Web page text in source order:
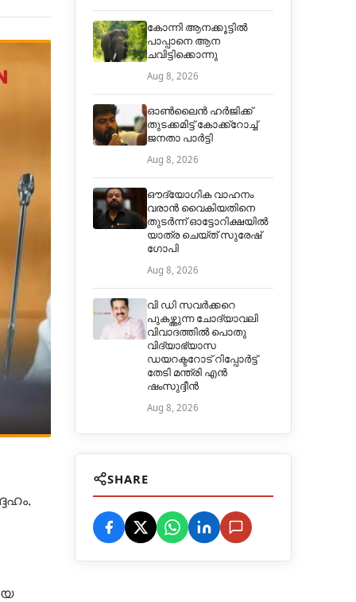
കോന്നി ആനക്കൂട്ടിൽ
പാപ്പാനെ ആന
ചവിട്ടിക്കൊന്നു
Aug 8, 2026
ഓൺലൈൻ ഹർജിക്ക്
തുടക്കമിട്ട് കോക്ക്റോച്ച്
ജനതാ പാർട്ടി
Aug 8, 2026
ഔദ്യോഗിക വാഹനം
വരാന്‍ വൈകിയതിനെ
തുടര്‍ന്ന് ഓട്ടോറിക്ഷയില്‍
യാത്ര ചെയ്ത് സുരേഷ്
ഗോപി
Aug 8, 2026
വി ഡി സവർക്കറെ
പുകഴ്ത്തുന്ന ചോദ്യാവലി
വിവാദത്തിൽ പൊതു
വിദ്യാഭ്യാസ
ഡയറക്ടറോട് റിപ്പോർട്ട്
തേടി മന്ത്രി എൻ
ഷംസുദ്ദീൻ
Aug 8, 2026
SHARE